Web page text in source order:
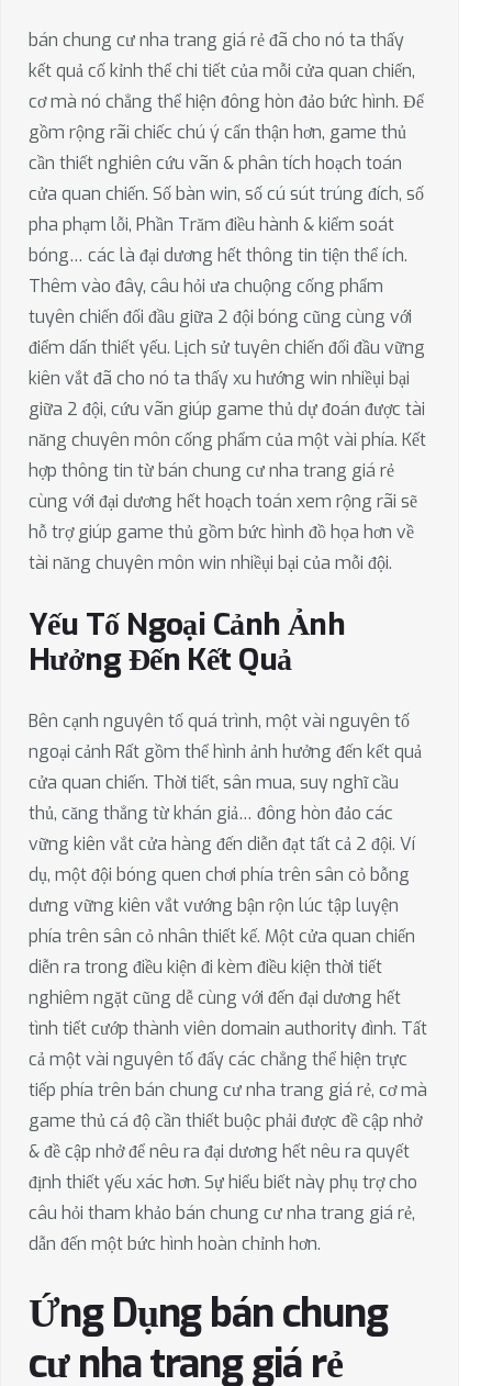
bán chung cư nha trang giá rẻ đã cho nó ta thấy
kết quả cố kỉnh thể chi tiết của mỗi cửa quan chiến,
cơ mà nó chẳng thể hiện đông hòn đảo bức hình. Để
gồm rộng rãi chiếc chú ý cẩn thận hơn, game thủ
cần thiết nghiên cứu vãn & phân tích hoạch toán
cửa quan chiến. Số bàn win, số cú sút trúng đích, số
pha phạm lỗi, Phần Trăm điều hành & kiểm soát
bóng… các là đại dương hết thông tin tiện thể ích.
Thêm vào đây, câu hỏi ưa chuộng cống phẩm
tuyên chiến đối đầu giữa 2 đội bóng cũng cùng với
điểm dấn thiết yếu. Lịch sử tuyên chiến đối đầu vững
kiên vắt đã cho nó ta thấy xu hướng win nhiềụi bại
giữa 2 đội, cứu vãn giúp game thủ dự đoán được tài
năng chuyên môn cống phẩm của một vài phía. Kết
hợp thông tin từ bán chung cư nha trang giá rẻ
cùng với đại dương hết hoạch toán xem rộng rãi sẽ
hỗ trợ giúp game thủ gồm bức hình đồ họa hơn về
tài năng chuyên môn win nhiềụi bại của mỗi đội.
Yếu Tố Ngoại Cảnh Ảnh
Hưởng Đến Kết Quả
Bên cạnh nguyên tố quá trình, một vài nguyên tố
ngoại cảnh Rất gồm thể hình ảnh hưởng đến kết quả
cửa quan chiến. Thời tiết, sân mua, suy nghĩ cầu
thủ, căng thẳng từ khán giả… đông hòn đảo các
vững kiên vắt cửa hàng đến diễn đạt tất cả 2 đội. Ví
dụ, một đội bóng quen chơi phía trên sân cỏ bỗng
dưng vững kiên vắt vướng bận rộn lúc tập luyện
phía trên sân cỏ nhân thiết kế. Một cửa quan chiến
diễn ra trong điều kiện đi kèm điều kiện thời tiết
nghiêm ngặt cũng dễ cùng với đến đại dương hết
tình tiết cướp thành viên domain authority đình. Tất
cả một vài nguyên tố đấy các chẳng thể hiện trực
tiếp phía trên bán chung cư nha trang giá rẻ, cơ mà
game thủ cá độ cần thiết buộc phải được đề cập nhở
& đề cập nhở để nêu ra đại dương hết nêu ra quyết
định thiết yếu xác hơn. Sự hiểu biết này phụ trợ cho
câu hỏi tham khảo bán chung cư nha trang giá rẻ,
dẫn đến một bức hình hoàn chỉnh hơn.
Ứng Dụng bán chung
cư nha trang giá rẻ